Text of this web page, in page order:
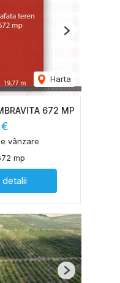
Harta
Next
672 MP
vânzare
mp
Next